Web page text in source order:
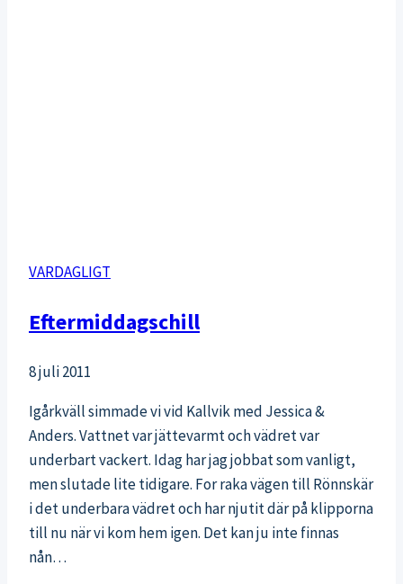
VARDAGLIGT
Eftermiddagschill
8 juli 2011
Igårkväll simmade vi vid Kallvik med Jessica &
Anders. Vattnet var jättevarmt och vädret var
underbart vackert. Idag har jag jobbat som vanligt,
men slutade lite tidigare. For raka vägen till Rönnskär
i det underbara vädret och har njutit där på klipporna
till nu när vi kom hem igen. Det kan ju inte finnas
nån…